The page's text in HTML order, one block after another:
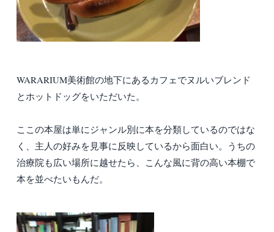
WARARIUM美術館の地下にあるカフェでヌルいブレンド
とホットドッグをいただいた。
ここの本屋は単にジャンル別に本を分類しているのではな
く、主人の好みを見事に反映しているから面白い。うちの
治療院も広い場所に越せたら、こんな風に背の高い本棚で
本を並べたいもんだ。